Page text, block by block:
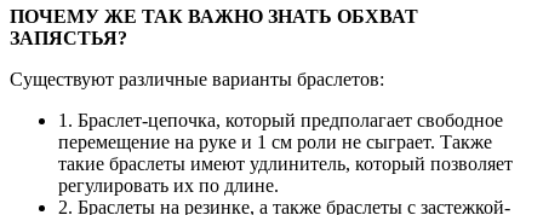
ПОЧЕМУ ЖЕ ТАК ВАЖНО ЗНАТЬ ОБХВАТ
ЗАПЯСТЬЯ?
Существуют различные варианты браслетов:
1. Браслет-цепочка, который предполагает свободное
перемещение на руке и 1 см роли не сыграет. Также
такие браслеты имеют удлинитель, который позволяет
регулировать их по длине.
2. Браслеты на резинке, а также браслеты с застежкой-